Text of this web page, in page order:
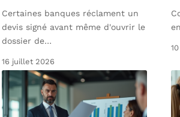
Certaines banques réclament un
devis signé avant même d'ouvrir le
dossier de…
16 juillet 2026